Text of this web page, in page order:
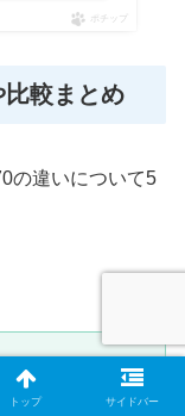
ポチップ
較まとめ
の違いについて5
トップ サイドバー